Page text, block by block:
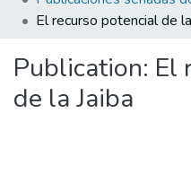
Statistics
Publication: El
de la Jaiba